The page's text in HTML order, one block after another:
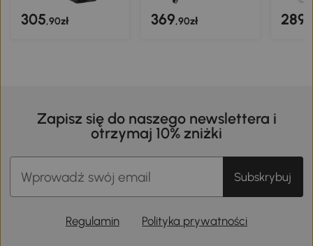
305,90zł 369,90zł 289
Zapisz się do naszego newslettera i
otrzymaj 10% zniżki
Subskrybuj
Regulamin Polityka prywatności